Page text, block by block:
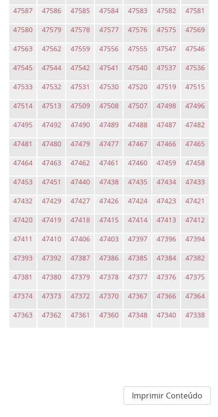
47587 47586 47585 47584 47583 47582 47581
47580 47579 47578 47577 47576 47575 47569
47563 47562 47559 47556 47555 47547 47546
47545 47544 47542 47541 47540 47537 47536
47533 47532 47531 47530 47520 47519 47515
47514 47513 47509 47508 47507 47498 47496
47495 47492 47490 47489 47488 47487 47482
47481 47480 47479 47477 47467 47466 47465
47464 47463 47462 47461 47460 47459 47458
47453 47451 47440 47438 47435 47434 47433
47432 47429 47427 47426 47424 47423 47421
47420 47419 47418 47415 47414 47413 47412
47411 47410 47406 47403 47397 47396 47394
47393 47392 47387 47386 47385 47384 47382
47381 47380 47379 47378 47377 47376 47375
47374 47373 47372 47370 47367 47366 47364
47363 47362 47361 47360 47348 47340 47338
Imprimir Conteúdo